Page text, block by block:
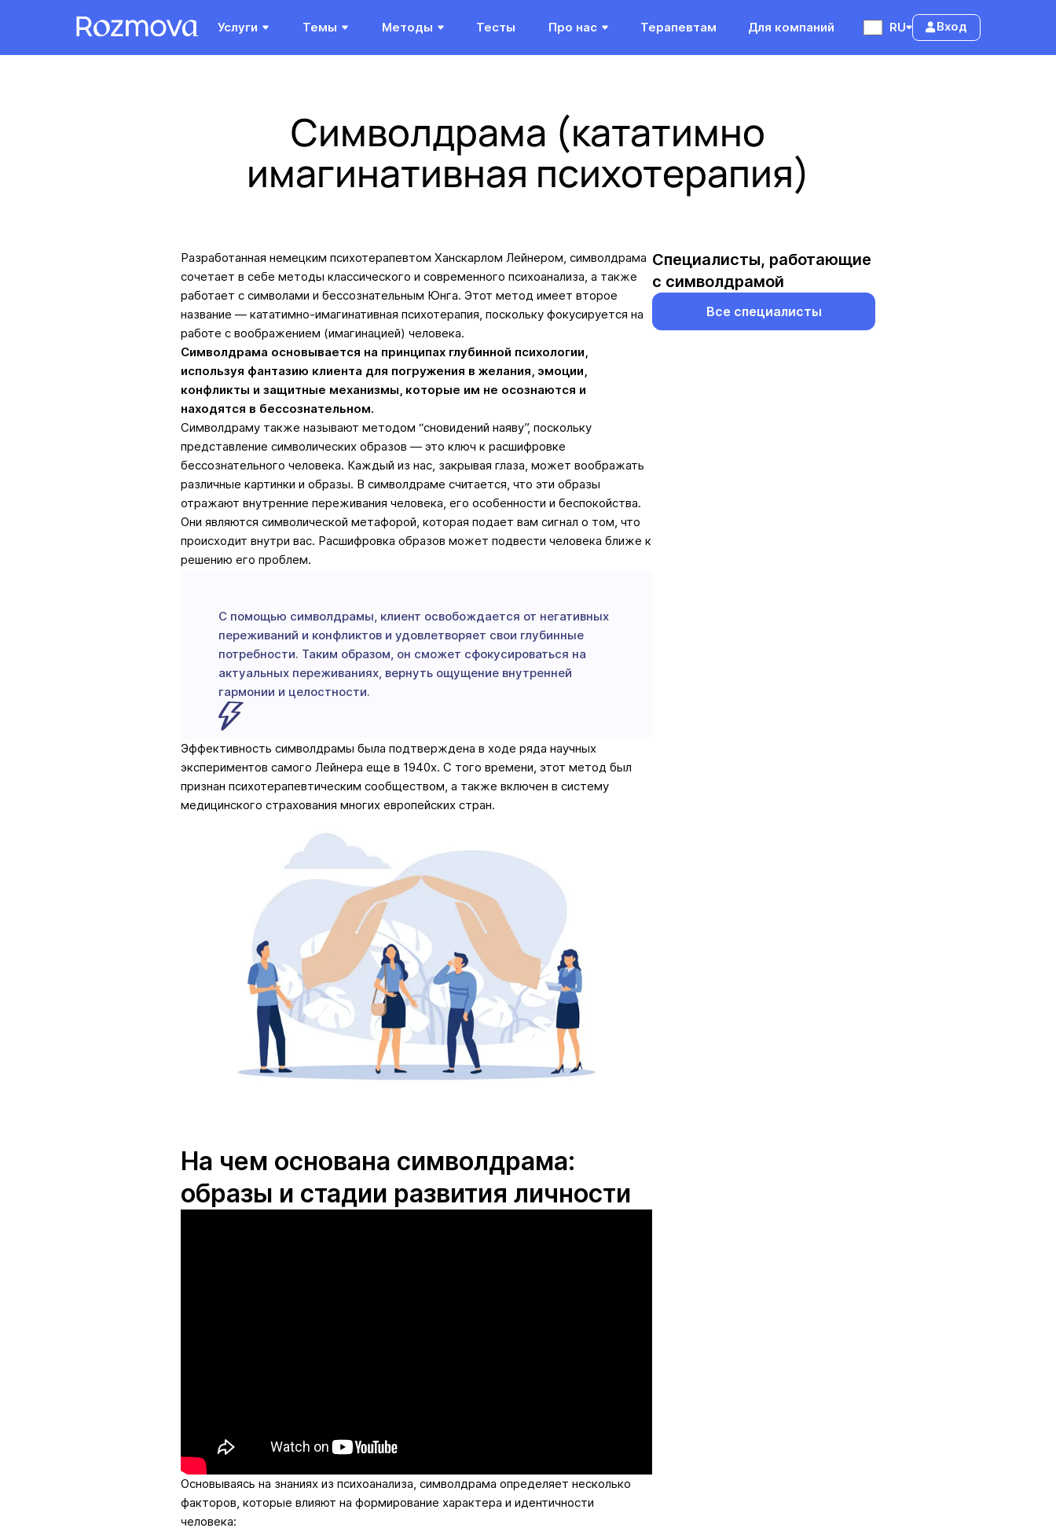
Услуги Темы Методы Тесты Про нас Терапевтам Для компаний RU Вход
Символдрама (кататимно
имагинативная психотерапия)
Специалисты, работающие
с символдрамой
Все специалисты
Разработанная немецким психотерапевтом Ханскарлом Лейнером, символдрама
сочетает в себе методы классического и современного психоанализа, а также
работает с символами и бессознательным Юнга. Этот метод имеет второе
название — кататимно-имагинативная психотерапия, поскольку фокусируется на
работе с воображением (имагинацией) человека.
Символдрама основывается на принципах глубинной психологии,
используя фантазию клиента для погружения в желания, эмоции,
конфликты и защитные механизмы, которые им не осознаются и
находятся в бессознательном.
Символдраму также называют методом “сновидений наяву”, поскольку
представление символических образов — это ключ к расшифровке
бессознательного человека. Каждый из нас, закрывая глаза, может воображать
различные картинки и образы. В символдраме считается, что эти образы
отражают внутренние переживания человека, его особенности и беспокойства.
Они являются символической метафорой, которая подает вам сигнал о том, что
происходит внутри вас. Расшифровка образов может подвести человека ближе к
решению его проблем.
С помощью символдрамы, клиент освобождается от негативных
переживаний и конфликтов и удовлетворяет свои глубинные
потребности. Таким образом, он сможет сфокусироваться на
актуальных переживаниях, вернуть ощущение внутренней
гармонии и целостности.
Эффективность символдрамы была подтверждена в ходе ряда научных
экспериментов самого Лейнера еще в 1940х. С того времени, этот метод был
признан психотерапевтическим сообществом, а также включен в систему
медицинского страхования многих европейских стран.
На чем основана символдрама:
образы и стадии развития личности
Основываясь на знаниях из психоанализа, символдрама определяет несколько
факторов, которые влияют на формирование характера и идентичности
человека: